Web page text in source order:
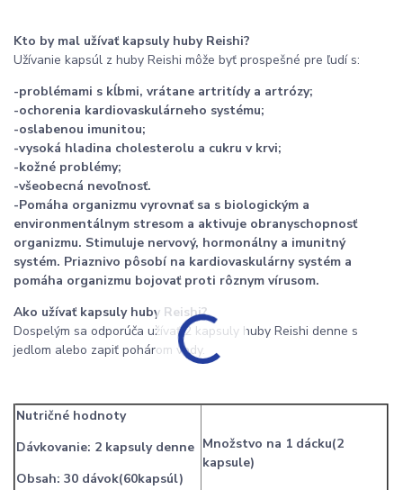
Kto by mal užívať kapsuly huby Reishi?
Užívanie kapsúl z huby Reishi môže byť prospešné pre ľudí s:
-problémami s kĺbmi, vrátane artritídy a artrózy;
-ochorenia kardiovaskulárneho systému;
-oslabenou imunitou;
-vysoká hladina cholesterolu a cukru v krvi;
-kožné problémy;
-všeobecná nevoľnosť.
-Pomáha organizmu vyrovnať sa s biologickým a
environmentálnym stresom a aktivuje obranyschopnosť
organizmu. Stimuluje nervový, hormonálny a imunitný
systém. Priaznivo pôsobí na kardiovaskulárny systém a
pomáha organizmu bojovať proti rôznym vírusom.
Ako užívať kapsuly huby Reishi?
Dospelým sa odporúča užívať 2 kapsuly huby Reishi denne s
jedlom alebo zapiť pohárom vody.
Nutričné hodnoty
Dávkovanie: 2 kapsuly denne
Obsah: 30 dávok(60kapsúl)
Množstvo na 1 dácku(2
kapsule)